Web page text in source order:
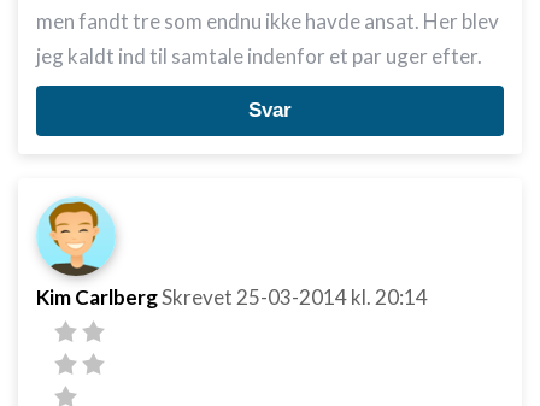
men fandt tre som endnu ikke havde ansat. Her blev
jeg kaldt ind til samtale indenfor et par uger efter.
Svar
Kim CarlbergSkrevet 25-03-2014kl. 20:14